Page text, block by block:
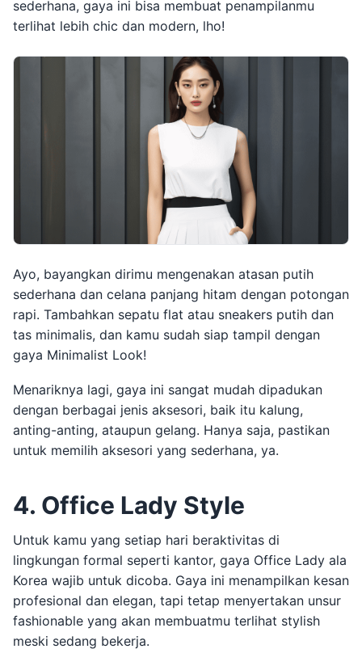
sederhana, gaya ini bisa membuat penampilanmu
terlihat lebih chic dan modern, lho!
Ayo, bayangkan dirimu mengenakan atasan putih
sederhana dan celana panjang hitam dengan potongan
rapi. Tambahkan sepatu flat atau sneakers putih dan
tas minimalis, dan kamu sudah siap tampil dengan
gaya Minimalist Look!
Menariknya lagi, gaya ini sangat mudah dipadukan
dengan berbagai jenis aksesori, baik itu kalung,
anting-anting, ataupun gelang. Hanya saja, pastikan
untuk memilih aksesori yang sederhana, ya.
4. Office Lady Style
Untuk kamu yang setiap hari beraktivitas di
lingkungan formal seperti kantor, gaya Office Lady ala
Korea wajib untuk dicoba. Gaya ini menampilkan kesan
profesional dan elegan, tapi tetap menyertakan unsur
fashionable yang akan membuatmu terlihat stylish
meski sedang bekerja.